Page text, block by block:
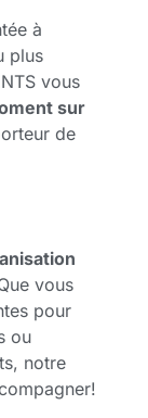
à
plus
vous
sur
de
vous
pour
ou
notre